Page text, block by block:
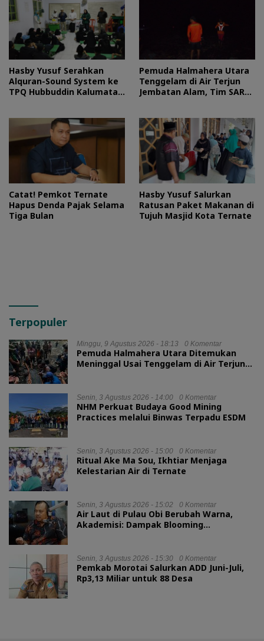
Hasby Yusuf Serahkan
Alquran-Sound System ke
TPQ Hubbuddin Kalumata
Pemuda Halmahera Utara
Tenggelam di Air Terjun
Jembatan Alam, Tim SAR
Catat! Pemkot Ternate
Hapus Denda Pajak Selama
Tiga Bulan
Hasby Yusuf Salurkan
Ratusan Paket Makanan di
Tujuh Masjid Kota Ternate
Terpopuler
Minggu, 9 Agustus 2026 - 18:13 0 Komentar
Pemuda Halmahera Utara Ditemukan
Meninggal Usai Tenggelam di Air Terjun
Senin, 3 Agustus 2026 - 14:00 0 Komentar
NHM Perkuat Budaya Good Mining
Practices melalui Binwas Terpadu ESDM
Senin, 3 Agustus 2026 - 15:00 0 Komentar
Ritual Ake Ma Sou, Ikhtiar Menjaga
Kelestarian Air di Ternate
Senin, 3 Agustus 2026 - 15:02 0 Komentar
Air Laut di Pulau Obi Berubah Warna,
Akademisi: Dampak Blooming
Senin, 3 Agustus 2026 - 15:30 0 Komentar
Pemkab Morotai Salurkan ADD Juni-Juli,
Rp3,13 Miliar untuk 88 Desa